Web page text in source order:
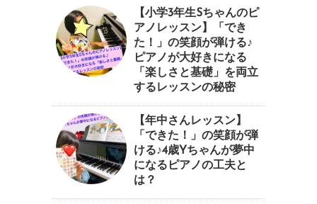
【小学3年生Sちゃんのピ
アノレッスン】「でき
た！」の笑顔が弾ける♪
ピアノが大好きになる
「楽しさと基礎」を両立
するレッスンの秘密
【年中さんレッスン】
「できた！」の笑顔が弾
ける♪4歳Yちゃんが夢中
になるピアノの工夫と
は？